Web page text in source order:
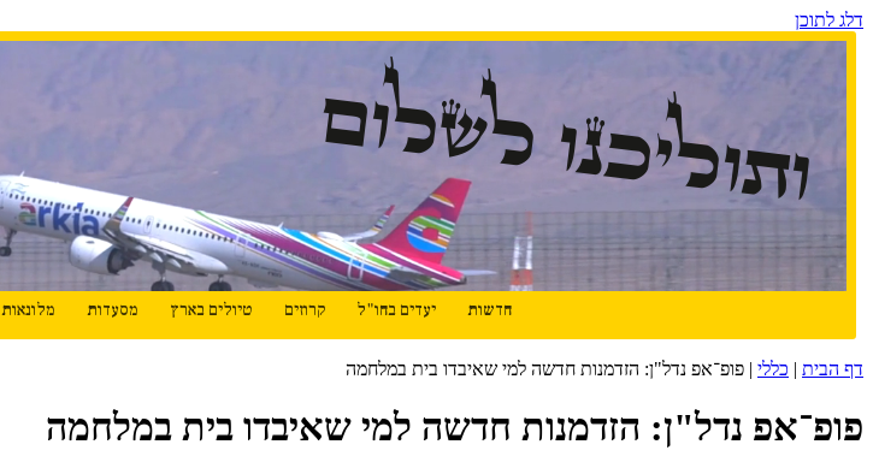
דלג לתוכן
ותוליכנו לשלום
חדשות יעדים בחו"ל קרוזים טיולים בארץ מסעדות מלונאות
דף הבית | כללי | פופ־אפ נדל"ן: הזדמנות חדשה למי שאיבדו בית במלחמה
פופ־אפ נדל"ן: הזדמנות חדשה למי שאיבדו בית במלחמה